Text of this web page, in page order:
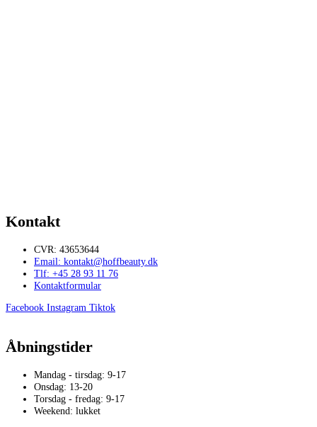
Kontakt
CVR: 43653644
Email: kontakt@hoffbeauty.dk
Tlf: +45 28 93 11 76
Kontaktformular
Facebook Instagram Tiktok
Åbningstider
Mandag - tirsdag: 9-17
Onsdag: 13-20
Torsdag - fredag: 9-17
Weekend: lukket